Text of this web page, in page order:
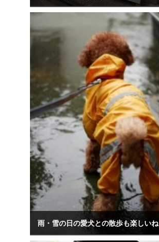
雨・雪の日の愛犬との散歩も楽しいね